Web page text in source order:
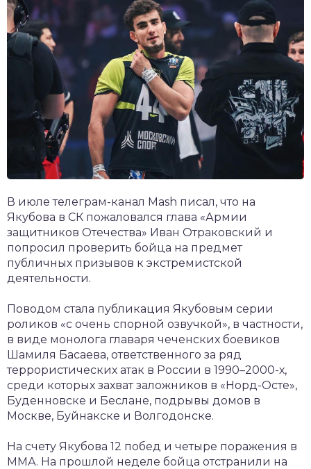
В июле телеграм-канал Mash писал, что на
Якубова в СК пожаловался глава «Армии
защитников Отечества» Иван Отраковский и
попросил проверить бойца на предмет
публичных призывов к экстремистской
деятельности.
Поводом стала публикация Якубовым серии
роликов «с очень спорной озвучкой», в частности,
в виде монолога главаря чеченских боевиков
Шамиля Басаева, ответственного за ряд
террористических атак в России в 1990–2000-х,
среди которых захват заложников в «Норд-Осте»,
Буденновске и Беслане, подрывы домов в
Москве, Буйнакске и Волгодонске.
На счету Якубова 12 побед и четыре поражения в
ММА. На прошлой неделе бойца отстранили на